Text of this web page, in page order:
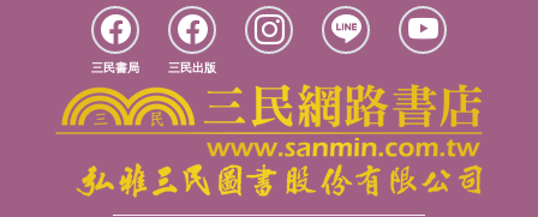
三民書局 三民出版